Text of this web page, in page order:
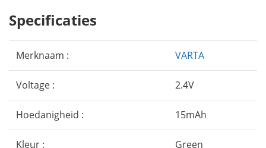
Specificaties
Merknaam : VARTA
Voltage : 2.4V
Hoedanigheid : 15mAh
Kleur : Green